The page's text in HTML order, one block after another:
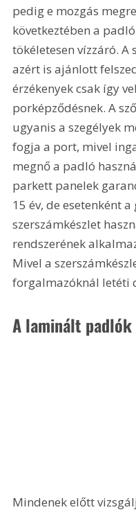
pedig e mozgás
következtében a
tökéletesen vízzáró.
azért is ajánlott
érzékenyek csak így
porképződésnek. A
ugyanis a szegélyek
fogja a port, mivel
megnő a padló
parkett panelek
15 év, de esetenként
szerszámkészlet
rendszerének
Mivel a
forgalmazóknál letéti
A laminált
Mindenek előtt